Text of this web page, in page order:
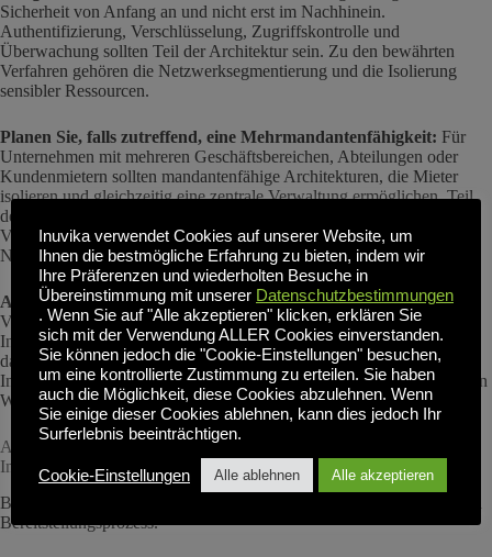
Sicherheit von Anfang an und nicht erst im Nachhinein.
Authentifizierung, Verschlüsselung, Zugriffskontrolle und
Überwachung sollten Teil der Architektur sein. Zu den bewährten
Verfahren gehören die Netzwerksegmentierung und die Isolierung
sensibler Ressourcen.
Planen Sie, falls zutreffend, eine Mehrmandantenfähigkeit: Für
Unternehmen mit mehreren Geschäftsbereichen, Abteilungen oder
Kundenmietern sollten mandantenfähige Architekturen, die Mieter
isolieren und gleichzeitig eine zentrale Verwaltung ermöglichen, Teil
der Lösung sein. Ein mandantenfähiges Design reduziert den
Verwaltungsaufwand und ermöglicht eine effiziente gemeinsame
Nutzung von Ressourcen.
Architektur und Design von Dokumenten:Bewährte
Virtualisierungsverfahren erfordern die Dokumentation der
Infrastrukturarchitektur, der Designentscheidungen und der Gründe
dafür. Die Dokumentation ermöglicht eine konsistente
Implementierung, beschleunigt die Fehlerbehebung und erleichtert den
Wissenstransfer an neue Mitarbeiter.
Abschnitt 3: Bewährte Virtualisierungspraktiken für die
Implementierung und Bereitstellung
Bewährte Virtualisierungsverfahren leiten den Implementierungs- und
Bereitstellungsprozess.
Inuvika verwendet Cookies auf unserer Website, um
Ihnen die bestmögliche Erfahrung zu bieten, indem wir
Ihre Präferenzen und wiederholten Besuche in
Übereinstimmung mit unserer Datenschutzbestimmungen
. Wenn Sie auf "Alle akzeptieren" klicken, erklären Sie
sich mit der Verwendung ALLER Cookies einverstanden.
Sie können jedoch die "Cookie-Einstellungen" besuchen,
um eine kontrollierte Zustimmung zu erteilen. Sie haben
auch die Möglichkeit, diese Cookies abzulehnen. Wenn
Sie einige dieser Cookies ablehnen, kann dies jedoch Ihr
Surferlebnis beeinträchtigen.
Cookie-Einstellungen Alle ablehnen Alle akzeptieren